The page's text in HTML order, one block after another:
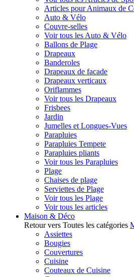
Articles pour Animaux de
Auto & Vélo
Couvre-selles
Voir tous les Auto & Vélo
Ballons de Plage
Drapeaux
Banderoles
Drapeaux de facade
Drapeaux verticaux
Oriflammes
Voir tous les Drapeaux
Frisbees
Jardin
Jumelles et Longues-Vues
Parapluies
Parapluies Tempete
Parapluies pliants
Voir tous les Parapluies
Plage
Chaises de plage
Serviettes de Plage
Voir tous les Plage
Voir tous les articles
Maison & Déco
Retour vers Toutes les catégories
Assiettes
Bougies
Couvertures
Cuisine
Couteaux de Cuisine